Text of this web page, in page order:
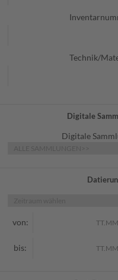
Technik/
Digitale
Digitale
von:
bis: